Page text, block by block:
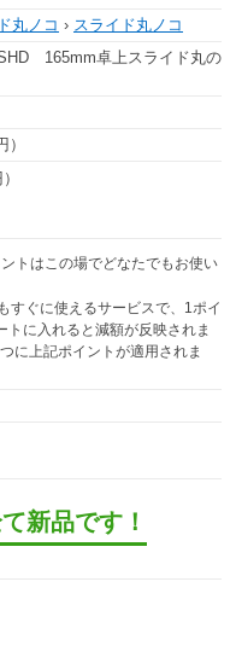
丸ノコ › スライド丸ノコ
165mm卓上スライド丸の
トはこの場でどなたでもお使い
ぐに使えるサービスで、1ポイ
に入れると減額が反映されま
に上記ポイントが適用されま
新品です！